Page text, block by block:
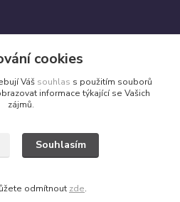
©2026 by Esoterik-shop.cz
cookies
Váš souhlas s použitím souborů
informace týkající se Vašich
zájmů.
Souhlasím
odmítnout zde.